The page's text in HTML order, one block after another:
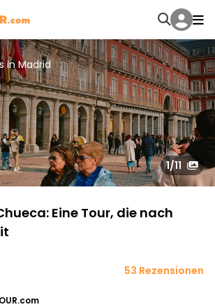
in Madrid
1/11
Eine Tour, die nach
53 Rezensionen